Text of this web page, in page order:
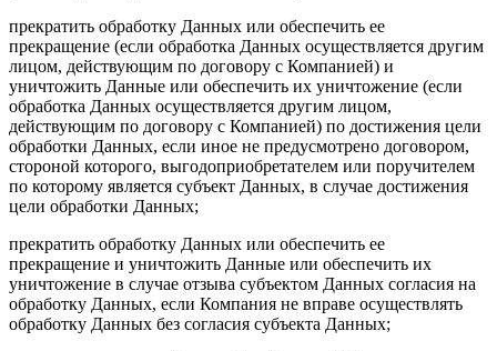
прекратить обработку Данных или обеспечить ее
прекращение (если обработка Данных осуществляется другим
лицом, действующим по договору с Компанией) и
уничтожить Данные или обеспечить их уничтожение (если
обработка Данных осуществляется другим лицом,
действующим по договору с Компанией) по достижения цели
обработки Данных, если иное не предусмотрено договором,
стороной которого, выгодоприобретателем или поручителем
по которому является субъект Данных, в случае достижения
цели обработки Данных;
прекратить обработку Данных или обеспечить ее
прекращение и уничтожить Данные или обеспечить их
уничтожение в случае отзыва субъектом Данных согласия на
обработку Данных, если Компания не вправе осуществлять
обработку Данных без согласия субъекта Данных;